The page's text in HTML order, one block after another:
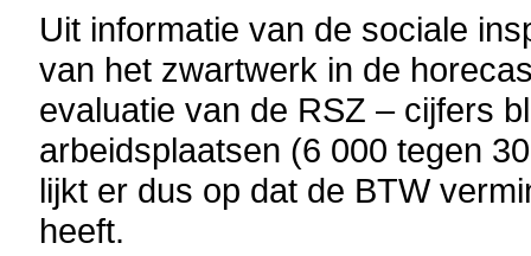
Uit informatie van de sociale
van het zwartwerk in de
evaluatie van de RSZ – cijfers
arbeidsplaatsen (6 000 tegen
lijkt er dus op dat de BTW
heeft.